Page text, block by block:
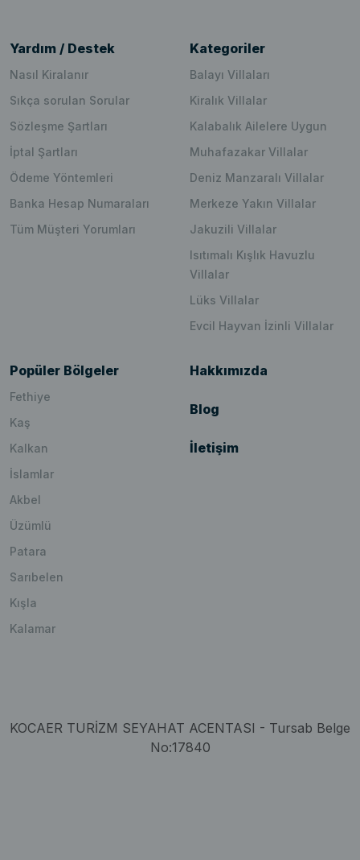
Yardım / Destek
Nasıl Kiralanır
Sıkça sorulan Sorular
Sözleşme Şartları
İptal Şartları
Ödeme Yöntemleri
Banka Hesap Numaraları
Tüm Müşteri Yorumları
Kategoriler
Balayı Villaları
Kiralık Villalar
Kalabalık Ailelere Uygun
Muhafazakar Villalar
Deniz Manzaralı Villalar
Merkeze Yakın Villalar
Jakuzili Villalar
Isıtımalı Kışlık Havuzlu
Villalar
Lüks Villalar
Evcil Hayvan İzinli Villalar
Popüler Bölgeler
Fethiye
Kaş
Kalkan
İslamlar
Akbel
Üzümlü
Patara
Sarıbelen
Kışla
Kalamar
Hakkımızda
Blog
İletişim
KOCAER TURİZM SEYAHAT ACENTASI - Tursab Belge
No:17840